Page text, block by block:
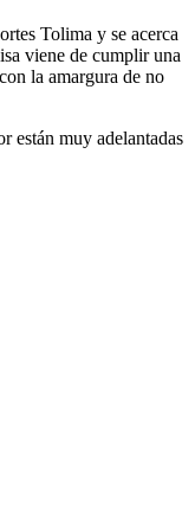
Tolima y se acerca
viene de cumplir una
la amargura de no
están muy adelantadas